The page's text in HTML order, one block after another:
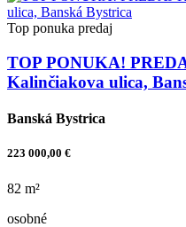
Top ponuka predaj
TOP PONUKA!
Kalinčiakova ulica,
Banská Bystrica
223 000,00 €
82 m²
osobné